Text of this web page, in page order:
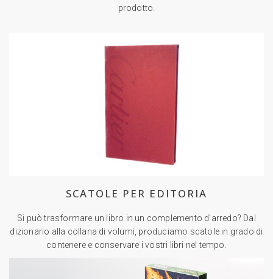
prodotto.
SCATOLE PER EDITORIA
Si può trasformare un libro in un complemento d'arredo? Dal
dizionario alla collana di volumi, produciamo scatole in grado di
contenere e conservare i vostri libri nel tempo.